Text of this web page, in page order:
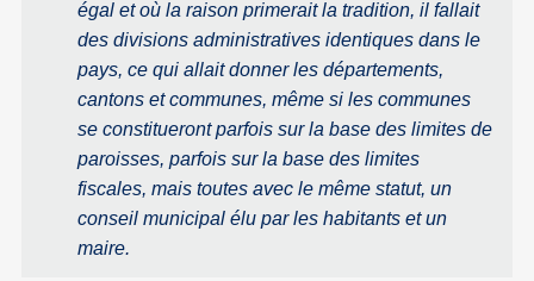
égal et où la raison primerait la tradition, il fallait
des divisions administratives identiques dans le
pays, ce qui allait donner les départements,
cantons et communes, même si les communes
se constitueront parfois sur la base des limites de
paroisses, parfois sur la base des limites
fiscales, mais toutes avec le même statut, un
conseil municipal élu par les habitants et un
maire.